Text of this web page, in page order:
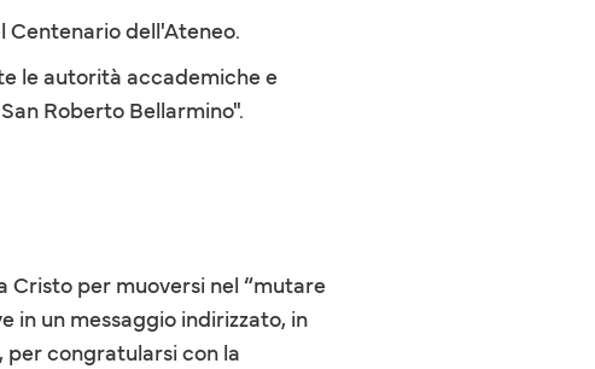
Centenario dell'Ateneo.
le autorità accademiche e
Roberto Bellarmino".
Cristo per muoversi nel “mutare
in un messaggio indirizzato, in
per congratularsi con la